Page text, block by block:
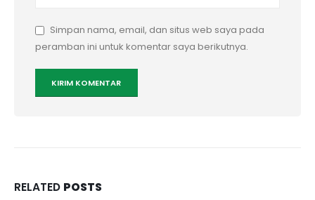
Simpan nama, email, dan situs web saya pada
peramban ini untuk komentar saya berikutnya.
RELATED POSTS